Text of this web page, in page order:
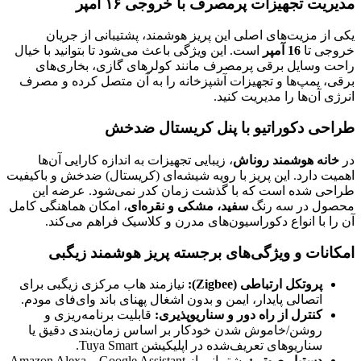
یکی از مزیت‌های اصلی این پریز هوشمند، پشتیبانی از جریان
خروجی تا 16 آمپر
است. این ویژگی باعث می‌شود تا بتوانید با خیال
راحت وسایل برقی پرمصرف مانند کولرهای گازی، بخاری‌های
برقی، پمپ‌ها و تجهیزات آشپزخانه را به آن متصل کرده و مصرف
انرژی آن‌ها را مدیریت کنید.
طراحی دکوراتیو با پنل کریستال ضدخش
در خانه هوشمند روناش، زیبایی تجهیزات به اندازه کارایی آن‌ها
اهمیت دارد. این پریز با رویه شیشه‌ای (کریستال) ضدخش و باکیفیت
طراحی شده است که با گذشت زمان کدر نمی‌شود. عرضه این
محصول در سه رنگ سفید، مشکی و نقره‌ای، امکان هماهنگی کامل
آن را با انواع دکوراسیون‌های مدرن و کلاسیک فراهم می‌کند.
امکانات و ویژگی‌های برجسته پریز هوشمند زیگبی
پروتکل ارتباطی (Zigbee):
نیازمند هاب مرکزی زیگبی برای
اتصالی پایدار، ایمن و بدون اشغال پهنای باند وای‌فای مودم.
کنترل از راه دور و سناریوپذیری: قابلیت برنامه‌ریزی و
روشن/خاموش شدن خودکار بر اساس زمان‌بندی دقیق یا
سناریوهای تعریف‌شده در اپلیکیشن Tuya Smart.